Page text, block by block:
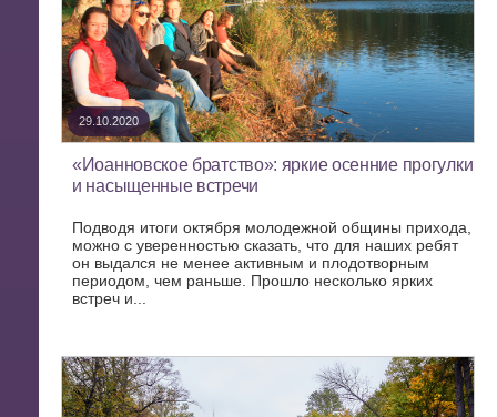
29.10.2020
«Иоанновское братство»: яркие осенние прогулки
и насыщенные встречи
Подводя итоги октября молодежной общины прихода,
можно с уверенностью сказать, что для наших ребят
он выдался не менее активным и плодотворным
периодом, чем раньше. Прошло несколько ярких
встреч и...